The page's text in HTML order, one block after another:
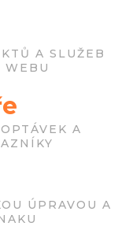
A SLUŽEB
WEBU
A
ÚPRAVOU A